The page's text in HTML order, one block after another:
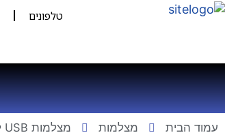
טלפונים
עמוד הבית מצלמות מצלמות USB למחשב